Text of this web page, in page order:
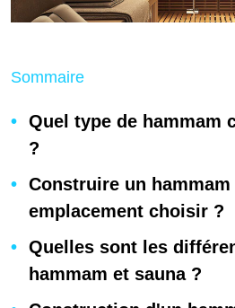
Sommaire
Quel type de hammam
?
Construire un
emplacement choisir ?
Quelles sont les
hammam et sauna ?